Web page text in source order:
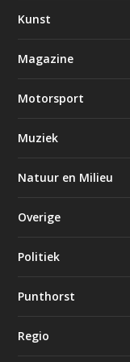
Kunst
Magazine
Motorsport
Muziek
Natuur en Milieu
Overige
Politiek
Punthorst
Regio